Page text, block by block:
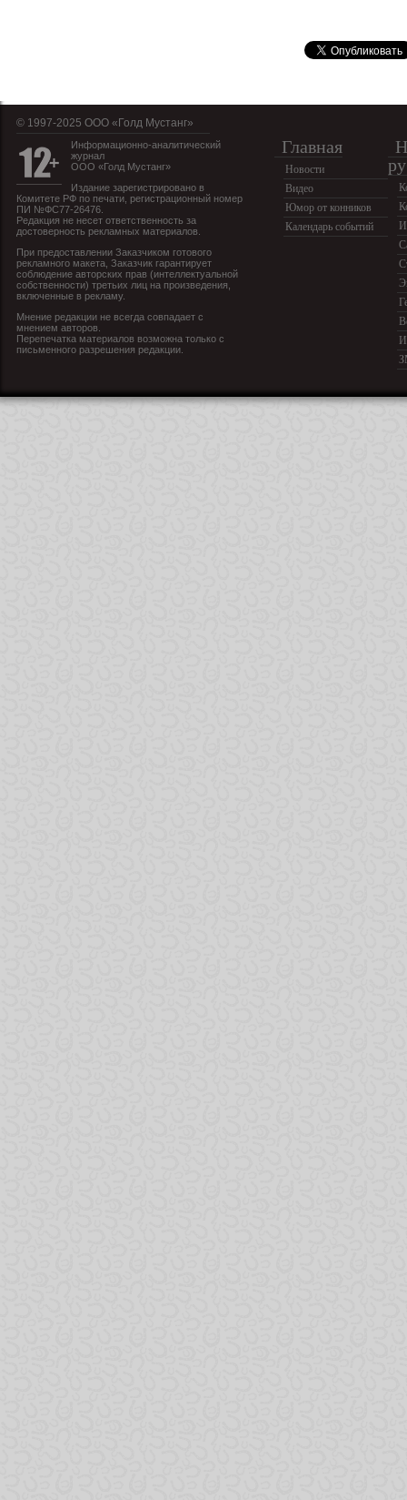
© 1997-2025 OOO «Голд Мустанг»
Информационно-аналитический
журнал
ООО «Голд Мустанг»
Издание зарегистрировано в
Комитете РФ по печати, регистрационный номер
ПИ №ФС77-26476.
Редакция не несет ответственность за
достоверность рекламных материалов.
При предоставлении Заказчиком готового
рекламного макета, Заказчик гарантирует
соблюдение авторских прав (интеллектуальной
собственности) третьих лиц на произведения,
включенные в рекламу.
Мнение редакции не всегда совпадает с
мнением авторов.
Перепечатка материалов возможна только с
письменного разрешения редакции.
Главная
Новости
Видео
Юмор от конников
Календарь событий